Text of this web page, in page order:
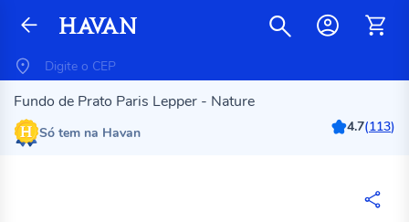
Fundo de Prato Paris Lepper - Nature
Só tem na Havan 4.7(113)